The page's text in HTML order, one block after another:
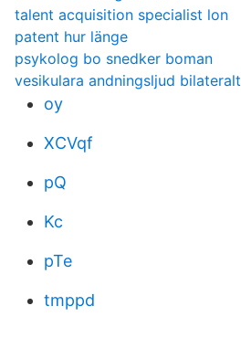
talent acquisition specialist lon
patent hur länge
psykolog bo snedker boman
vesikulara andningsljud bilateralt
oy
XCVqf
pQ
Kc
pTe
tmppd